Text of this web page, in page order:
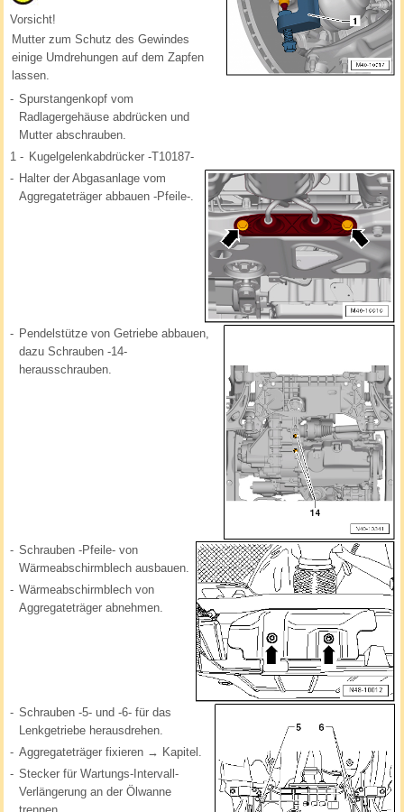
Vorsicht!
Mutter zum Schutz des Gewindes
einige Umdrehungen auf dem Zapfen
lassen.
- Spurstangenkopf vom
Radlagergehäuse abdrücken und
Mutter abschrauben.
1 - Kugelgelenkabdrücker -T10187-
- Halter der Abgasanlage vom
Aggregateträger abbauen -Pfeile-.
- Pendelstütze von Getriebe abbauen,
dazu Schrauben -14-
herausschrauben.
- Schrauben -Pfeile- von
Wärmeabschirmblech ausbauen.
- Wärmeabschirmblech von
Aggregateträger abnehmen.
- Schrauben -5- und -6- für das
Lenkgetriebe herausdrehen.
- Aggregateträger fixieren → Kapitel.
- Stecker für Wartungs-Intervall-
Verlängerung an der Ölwanne